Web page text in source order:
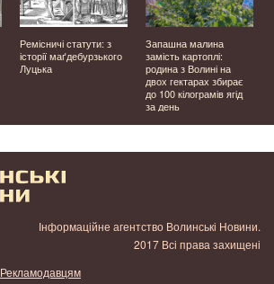
Ремісничі статути: з
історії маґдебурзького
Луцька
Запашна малина
замість картоплі:
родина з Волині на
двох гектарах збирає
до 100 кілограмів ягід
за день
Інформаційне агентство Волинські Новини.
2017 Всі права захищені
Рекламодавцям